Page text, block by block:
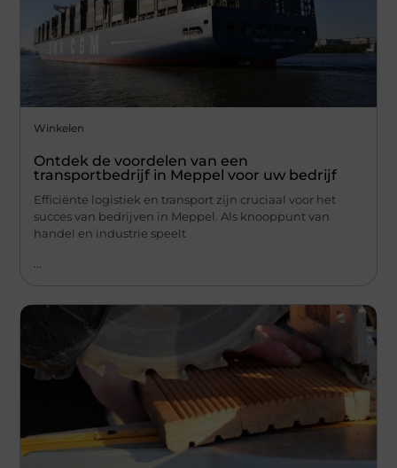
Winkelen
Ontdek de voordelen van een
transportbedrijf in Meppel voor uw bedrijf
Efficiënte logistiek en transport zijn cruciaal voor het
succes van bedrijven in Meppel. Als knooppunt van
handel en industrie speelt